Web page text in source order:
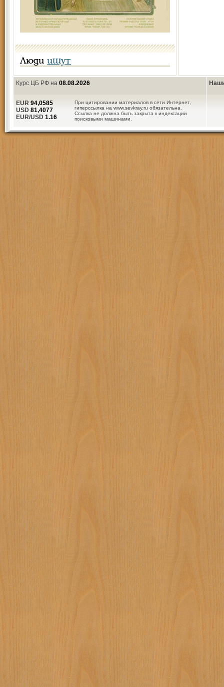
Люди ищут
Курс ЦБ РФ на 08.08.2026
При цитировании материалов в сети Интернет,
гиперссылка на www.sevkray.ru обязательна.
Ссылка не должна быть закрыта к индексации
поисковыми машинами.
EUR 94,0585
USD 81,4077
EUR/USD 1.16